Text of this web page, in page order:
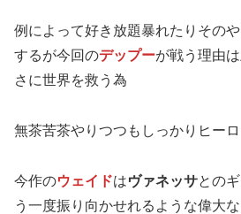
例によって好き放題暴れたりその
するが今回のデップーが戦う理由
さに世界を救う為
無茶苦茶やりつつもしっかりヒー
今作のウェイドはヴァネッサとの
う一度振り向かせれるような偉大